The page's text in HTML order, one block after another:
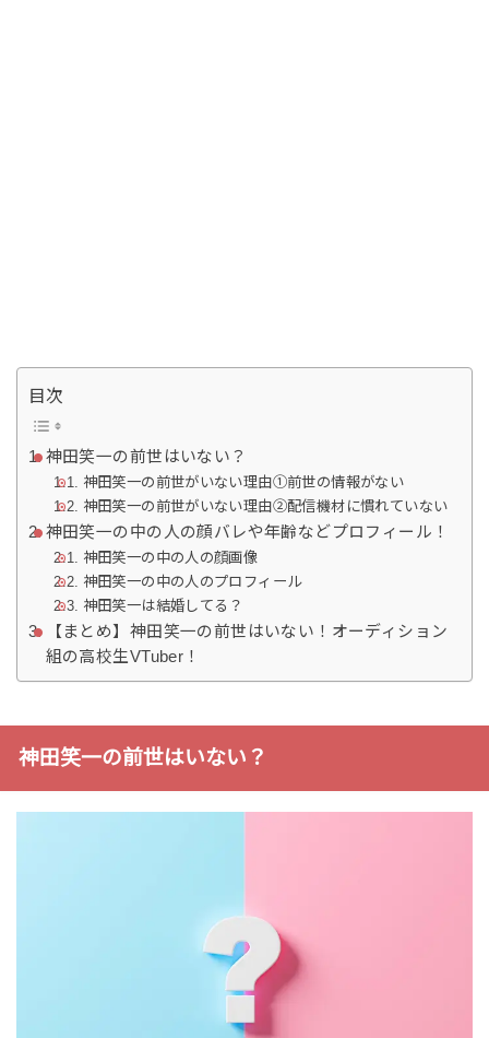
目次
神田笑一の前世はいない？
神田笑一の前世がいない理由①前世の情報がない
神田笑一の前世がいない理由②配信機材に慣れていない
神田笑一の中の人の顔バレや年齢などプロフィール！
神田笑一の中の人の顔画像
神田笑一の中の人のプロフィール
神田笑一は結婚してる？
【まとめ】神田笑一の前世はいない！オーディション
組の高校生VTuber！
神田笑一の前世はいない？